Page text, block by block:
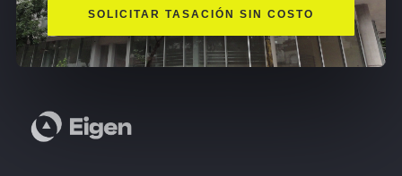
SOLICITAR TASACIÓN SIN COSTO